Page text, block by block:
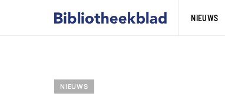
NIEUWS
NIEUWS